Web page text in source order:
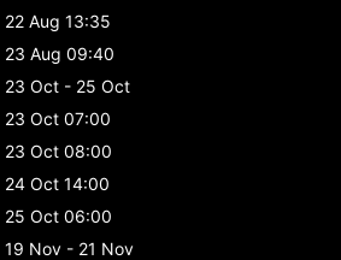
22 Aug 13:35
23 Aug 09:40
23 Oct - 25 Oct
23 Oct 07:00
23 Oct 08:00
24 Oct 14:00
25 Oct 06:00
19 Nov - 21 Nov